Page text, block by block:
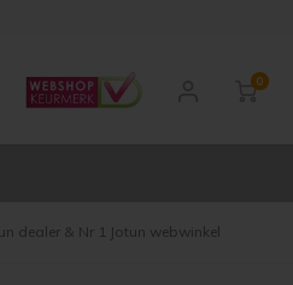
0
dealer & Nr 1 Jotun webwinkel